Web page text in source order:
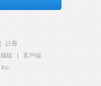
註冊
版
客戶端